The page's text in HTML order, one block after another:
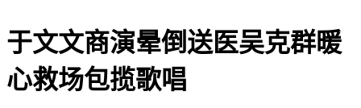
于文文商演晕倒送医吴克群暖
心救场包揽歌唱